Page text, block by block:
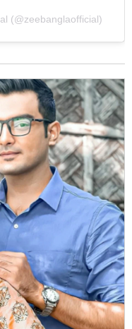
(@zeebanglaofficial)